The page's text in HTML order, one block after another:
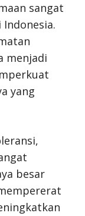
sangat
menjadi
yang
besar